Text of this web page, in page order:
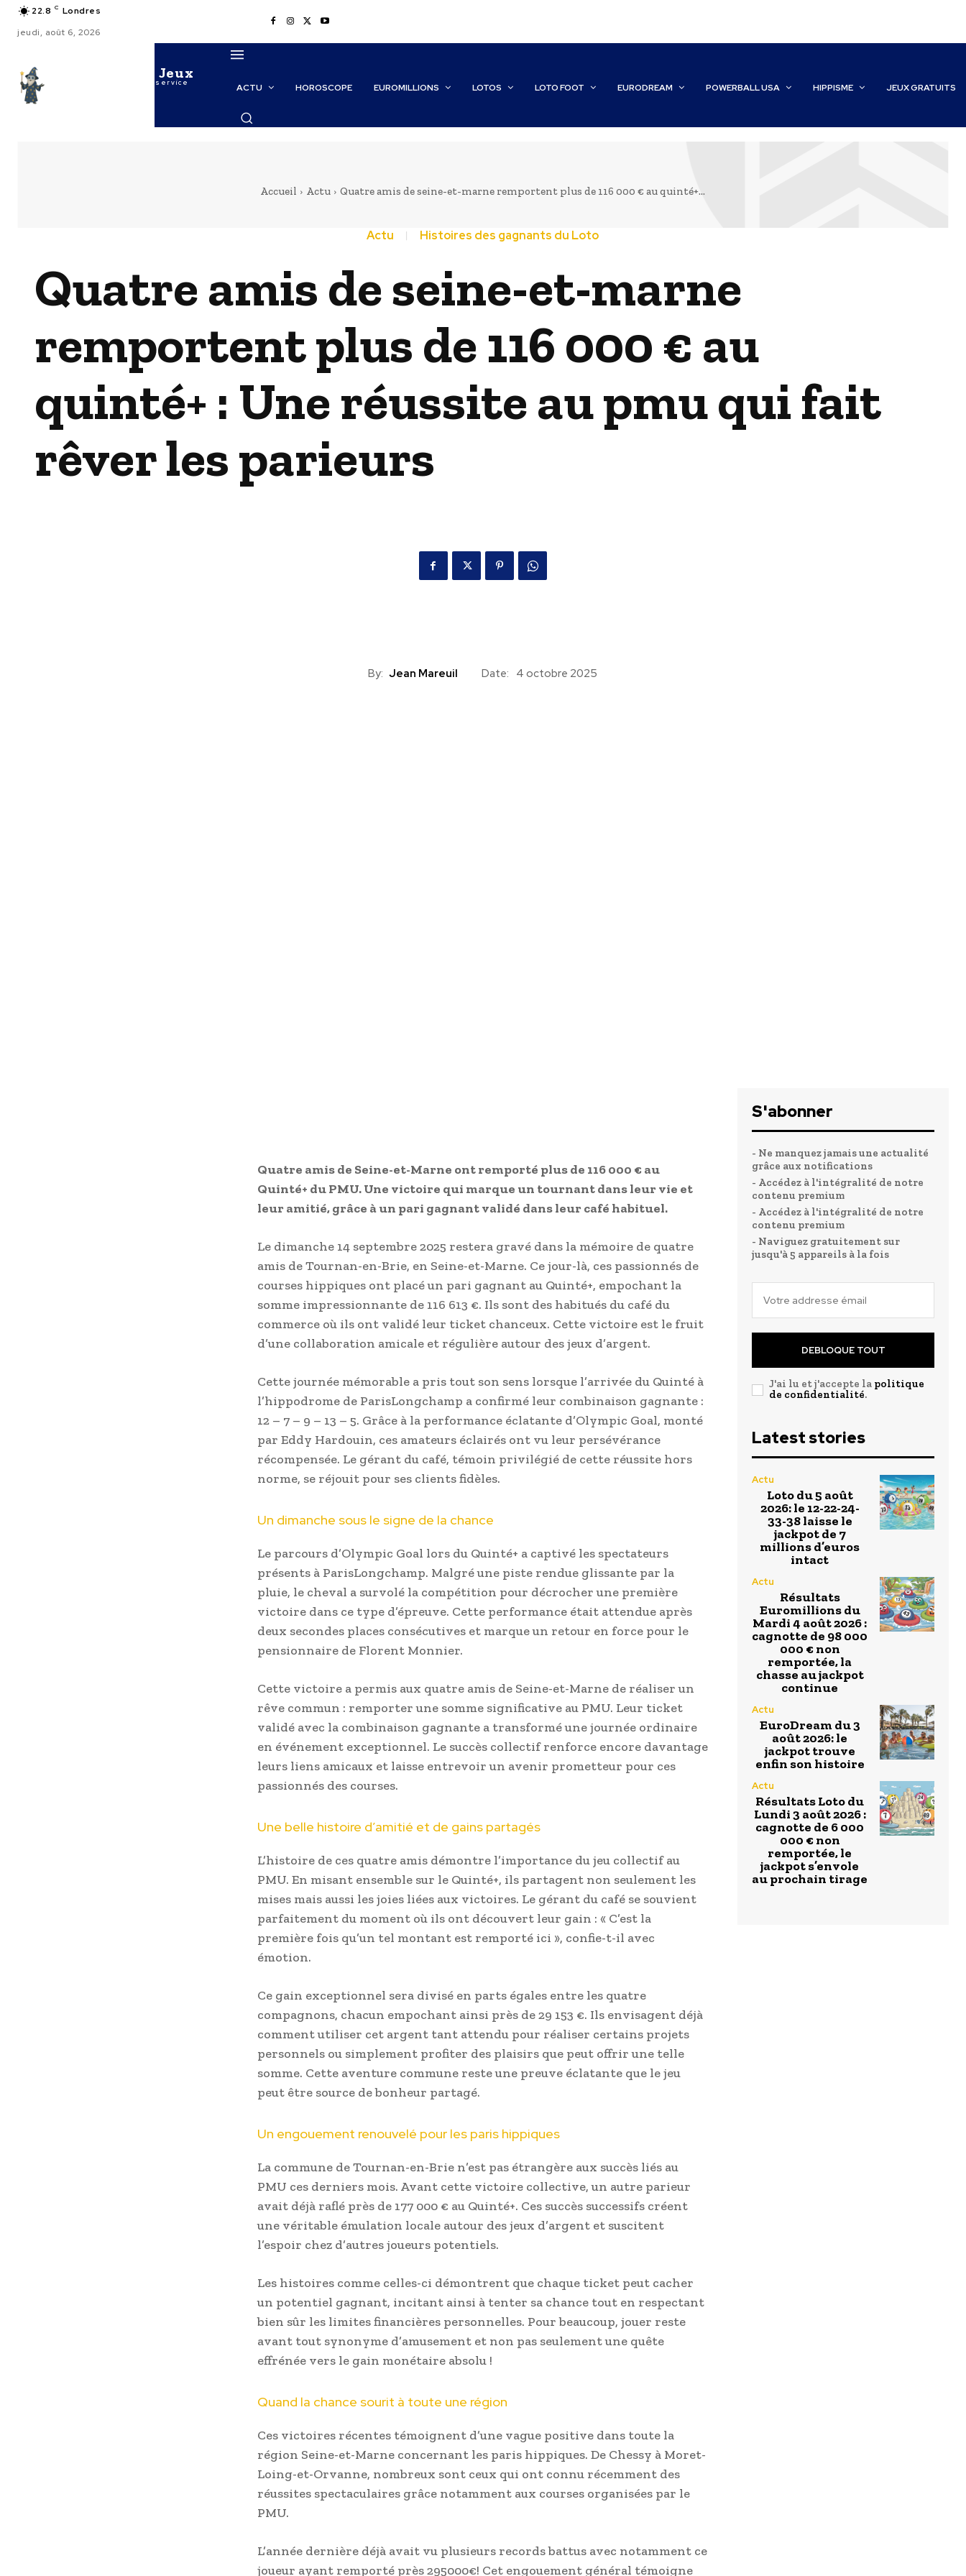
22.8 C Londres
jeudi, août 6, 2026
Le Maitre des Jeux
La puissance de l'IA au service
ACTU HOROSCOPE EUROMILLIONS LOTOS LOTO FOOT EURODREAM POWERBALL USA HIPPISME JEUX GRATUITS
Accueil Actu Quatre amis de seine-et-marne remportent plus de 116 000 € au quinté+...
Actu Histoires des gagnants du Loto
Quatre amis de seine-et-marne
remportent plus de 116 000 € au
quinté+ : Une réussite au pmu qui fait
rêver les parieurs
By: Jean Mareuil Date: 4 octobre 2025
Quatre amis de Seine-et-Marne ont remporté plus de 116 000 € au
Quinté+ du PMU. Une victoire qui marque un tournant dans leur vie et
leur amitié, grâce à un pari gagnant validé dans leur café habituel.
Le dimanche 14 septembre 2025 restera gravé dans la mémoire de quatre
amis de Tournan-en-Brie, en Seine-et-Marne. Ce jour-là, ces passionnés de
courses hippiques ont placé un pari gagnant au Quinté+, empochant la
somme impressionnante de 116 613 €. Ils sont des habitués du café du
commerce où ils ont validé leur ticket chanceux. Cette victoire est le fruit
d’une collaboration amicale et régulière autour des jeux d’argent.
Cette journée mémorable a pris tout son sens lorsque l’arrivée du Quinté à
l’hippodrome de ParisLongchamp a confirmé leur combinaison gagnante :
12 – 7 – 9 – 13 – 5. Grâce à la performance éclatante d’Olympic Goal, monté
par Eddy Hardouin, ces amateurs éclairés ont vu leur persévérance
récompensée. Le gérant du café, témoin privilégié de cette réussite hors
norme, se réjouit pour ses clients fidèles.
Un dimanche sous le signe de la chance
Le parcours d’Olympic Goal lors du Quinté+ a captivé les spectateurs
présents à ParisLongchamp. Malgré une piste rendue glissante par la
pluie, le cheval a survolé la compétition pour décrocher une première
victoire dans ce type d’épreuve. Cette performance était attendue après
deux secondes places consécutives et marque un retour en force pour le
pensionnaire de Florent Monnier.
Cette victoire a permis aux quatre amis de Seine-et-Marne de réaliser un
rêve commun : remporter une somme significative au PMU. Leur ticket
validé avec la combinaison gagnante a transformé une journée ordinaire
en événement exceptionnel. Le succès collectif renforce encore davantage
leurs liens amicaux et laisse entrevoir un avenir prometteur pour ces
passionnés des courses.
Une belle histoire d’amitié et de gains partagés
L’histoire de ces quatre amis démontre l’importance du jeu collectif au
PMU. En misant ensemble sur le Quinté+, ils partagent non seulement les
mises mais aussi les joies liées aux victoires. Le gérant du café se souvient
parfaitement du moment où ils ont découvert leur gain : « C’est la
première fois qu’un tel montant est remporté ici », confie-t-il avec
émotion.
Ce gain exceptionnel sera divisé en parts égales entre les quatre
compagnons, chacun empochant ainsi près de 29 153 €. Ils envisagent déjà
comment utiliser cet argent tant attendu pour réaliser certains projets
personnels ou simplement profiter des plaisirs que peut offrir une telle
somme. Cette aventure commune reste une preuve éclatante que le jeu
peut être source de bonheur partagé.
Un engouement renouvelé pour les paris hippiques
La commune de Tournan-en-Brie n’est pas étrangère aux succès liés au
PMU ces derniers mois. Avant cette victoire collective, un autre parieur
avait déjà raflé près de 177 000 € au Quinté+. Ces succès successifs créent
une véritable émulation locale autour des jeux d’argent et suscitent
l’espoir chez d’autres joueurs potentiels.
Les histoires comme celles-ci démontrent que chaque ticket peut cacher
un potentiel gagnant, incitant ainsi à tenter sa chance tout en respectant
bien sûr les limites financières personnelles. Pour beaucoup, jouer reste
avant tout synonyme d’amusement et non pas seulement une quête
effrénée vers le gain monétaire absolu !
Quand la chance sourit à toute une région
Ces victoires récentes témoignent d’une vague positive dans toute la
région Seine-et-Marne concernant les paris hippiques. De Chessy à Moret-
Loing-et-Orvanne, nombreux sont ceux qui ont connu récemment des
réussites spectaculaires grâce notamment aux courses organisées par le
PMU.
L’année dernière déjà avait vu plusieurs records battus avec notamment ce
joueur ayant remporté près 295000€! Cet engouement général témoigne
S'abonner
- Ne manquez jamais une actualité
grâce aux notifications
- Accédez à l'intégralité de notre
contenu premium
- Accédez à l'intégralité de notre
contenu premium
- Naviguez gratuitement sur
jusqu'à 5 appareils à la fois
DEBLOQUE TOUT
J'ai lu et j'accepte la politique
de confidentialité.
Latest stories
Actu
Loto du 5 août
2026: le 12-22-24-
33-38 laisse le
jackpot de 7
millions d’euros
intact
Actu
Résultats
Euromillions du
Mardi 4 août 2026 :
cagnotte de 98 000
000 € non
remportée, la
chasse au jackpot
continue
Actu
EuroDream du 3
août 2026: le
jackpot trouve
enfin son histoire
Actu
Résultats Loto du
Lundi 3 août 2026 :
cagnotte de 6 000
000 € non
remportée, le
jackpot s’envole
au prochain tirage